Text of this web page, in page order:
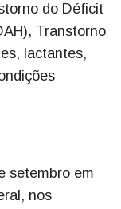
do Déficit
Transtorno
lactantes,
setembro em
nos